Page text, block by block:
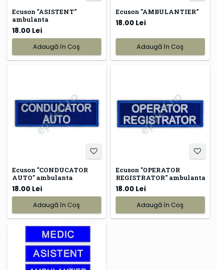
Ecuson "ASISTENT"
ambulanta
18.00 Lei
Adaugă în Coş
Ecuson "AMBULANTIER"
18.00 Lei
Adaugă în Coş
Ecuson "CONDUCATOR
AUTO" ambulanta
18.00 Lei
Adaugă în Coş
Ecuson "OPERATOR
REGISTRATOR" ambulanta
18.00 Lei
Adaugă în Coş